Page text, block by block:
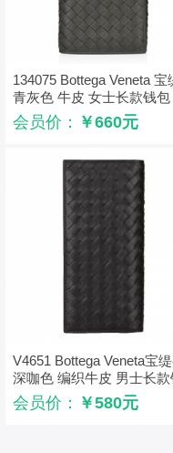
134075 Bottega Veneta 宝
青灰色 牛皮 女士长款钱包
会员价： ￥660元
V4651 Bottega Veneta宝
深咖色 编织牛皮 男士长款
包
会员价： ￥580元